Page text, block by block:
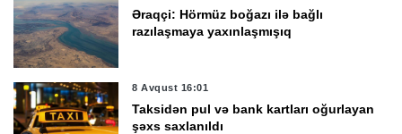
Əraqçi: Hörmüz boğazı ilə bağlı
razılaşmaya yaxınlaşmışıq
8 Avqust 16:01
Taksidən pul və bank kartları oğurlayan
şəxs saxlanıldı